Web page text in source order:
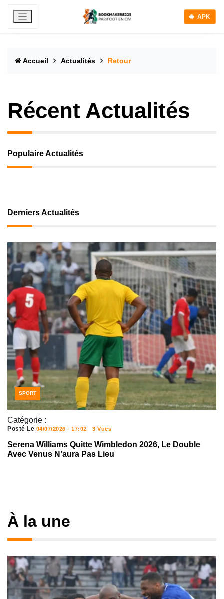
APK
Accueil Actualités Retour
Récent Actualités
Populaire Actualités
Derniers Actualités
Catégorie :
SPORT
Posté Le 04/07/2026 - 17:02 3 Vues
Serena Williams Quitte Wimbledon 2026, Le Double
Avec Venus N’aura Pas Lieu
À la une